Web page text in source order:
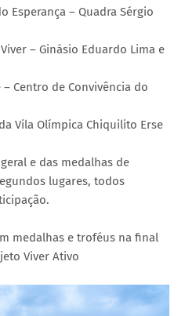
Esperança – Quadra Sérgio
– Ginásio Eduardo Lima e
Centro de Convivência do
Vila Olímpica Chiquilito Erse
e das medalhas de
lugares, todos
medalhas e troféus na final
Viver Ativo